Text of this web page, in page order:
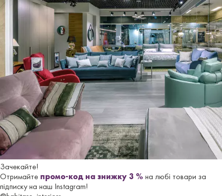
Зачекайте!
Отримайте промо-код на знижку 3 % на любі товари за
підписку на наш Instagram!
Можливі розміри кутовогодивана-ліжка з
підлокітниками Style
240х160-, 260х160- і 280х160 см.
Виготовляється під замовлення. Термін постачання з
Італії
до 2,5 місяців.
Гарантійний термін- 18 місяців.
Характеристики
Бренд LE COMFORT